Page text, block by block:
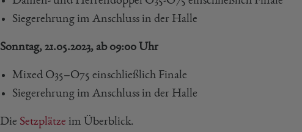
Siegerehrung im Anschluss in der Halle
Sonntag, 21.05.2023, ab 09:00 Uhr
Mixed O35–O75 einschließlich Finale
Siegerehrung im Anschluss in der Halle
Die Setzplätze im Überblick.